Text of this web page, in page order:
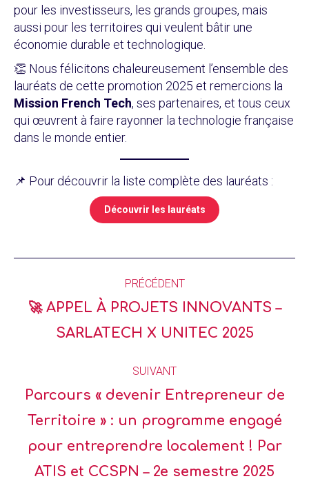
pour les investisseurs, les grands groupes, mais
aussi pour les territoires qui veulent bâtir une
économie durable et technologique.
👏 Nous félicitons chaleureusement l’ensemble des
lauréats de cette promotion 2025 et remercions la
Mission French Tech, ses partenaires, et tous ceux
qui œuvrent à faire rayonner la technologie française
dans le monde entier.
📌 Pour découvrir la liste complète des lauréats :
Découvrir les lauréats
PRÉCÉDENT
🚀 APPEL À PROJETS INNOVANTS –
SARLATECH X UNITEC 2025
SUIVANT
Parcours « devenir Entrepreneur de
Territoire » : un programme engagé
pour entreprendre localement ! Par
ATIS et CCSPN – 2e semestre 2025